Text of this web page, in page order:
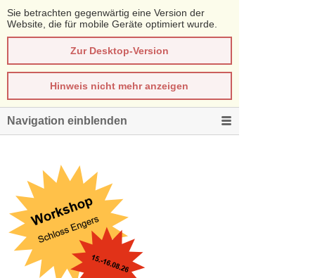
Sie betrachten gegenwärtig eine Version der
Website, die für mobile Geräte optimiert wurde.
Zur Desktop-Version
Hinweis nicht mehr anzeigen
Navigation einblenden